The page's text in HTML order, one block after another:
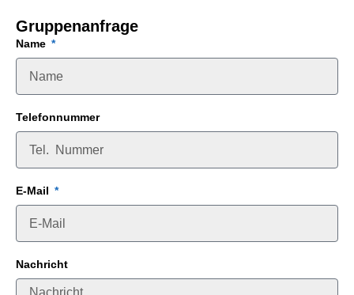
Gruppenanfrage
Name
Telefonnummer
E-Mail
Nachricht